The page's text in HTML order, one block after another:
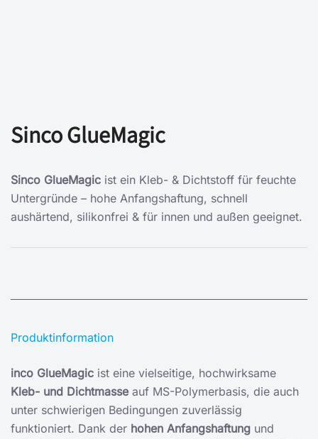
Sinco GlueMagic
Sinco GlueMagic ist ein Kleb- & Dichtstoff für feuchte
Untergründe – hohe Anfangshaftung, schnell
aushärtend, silikonfrei & für innen und außen geeignet.
Produktinformation
inco GlueMagic ist eine vielseitige, hochwirksame
Kleb- und Dichtmasseauf MS-Polymerbasis, die auch
unter schwierigen Bedingungen zuverlässig
funktioniert. Dank der hohen Anfangshaftung und